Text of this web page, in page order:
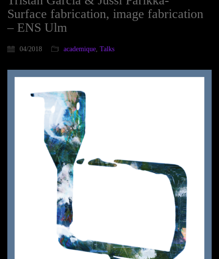
Surface fabrication, image fabrication
– ENS Ulm
04/2018 academique, Talks